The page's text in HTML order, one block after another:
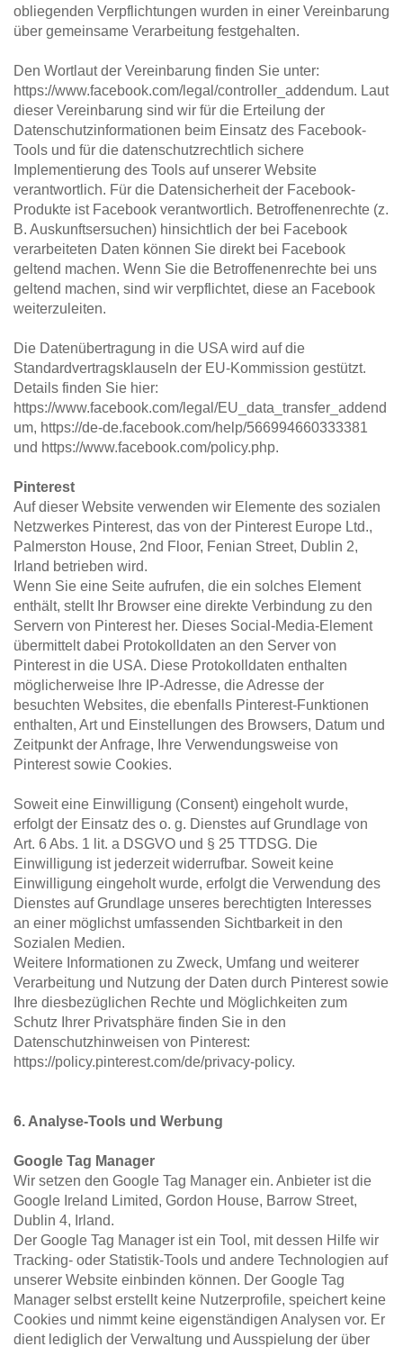
obliegenden Verpflichtungen wurden in einer Vereinbarung
über gemeinsame Verarbeitung festgehalten.
Den Wortlaut der Vereinbarung finden Sie unter:
https://www.facebook.com/legal/controller_addendum. Laut
dieser Vereinbarung sind wir für die Erteilung der
Datenschutzinformationen beim Einsatz des Facebook-
Tools und für die datenschutzrechtlich sichere
Implementierung des Tools auf unserer Website
verantwortlich. Für die Datensicherheit der Facebook-
Produkte ist Facebook verantwortlich. Betroffenenrechte (z.
B. Auskunftsersuchen) hinsichtlich der bei Facebook
verarbeiteten Daten können Sie direkt bei Facebook
geltend machen. Wenn Sie die Betroffenenrechte bei uns
geltend machen, sind wir verpflichtet, diese an Facebook
weiterzuleiten.
Die Datenübertragung in die USA wird auf die
Standardvertragsklauseln der EU-Kommission gestützt.
Details finden Sie hier:
https://www.facebook.com/legal/EU_data_transfer_addend
um, https://de-de.facebook.com/help/566994660333381
und https://www.facebook.com/policy.php.
Pinterest
Auf dieser Website verwenden wir Elemente des sozialen
Netzwerkes Pinterest, das von der Pinterest Europe Ltd.,
Palmerston House, 2nd Floor, Fenian Street, Dublin 2,
Irland betrieben wird.
Wenn Sie eine Seite aufrufen, die ein solches Element
enthält, stellt Ihr Browser eine direkte Verbindung zu den
Servern von Pinterest her. Dieses Social-Media-Element
übermittelt dabei Protokolldaten an den Server von
Pinterest in die USA. Diese Protokolldaten enthalten
möglicherweise Ihre IP-Adresse, die Adresse der
besuchten Websites, die ebenfalls Pinterest-Funktionen
enthalten, Art und Einstellungen des Browsers, Datum und
Zeitpunkt der Anfrage, Ihre Verwendungsweise von
Pinterest sowie Cookies.
Soweit eine Einwilligung (Consent) eingeholt wurde,
erfolgt der Einsatz des o. g. Dienstes auf Grundlage von
Art. 6 Abs. 1 lit. a DSGVO und § 25 TTDSG. Die
Einwilligung ist jederzeit widerrufbar. Soweit keine
Einwilligung eingeholt wurde, erfolgt die Verwendung des
Dienstes auf Grundlage unseres berechtigten Interesses
an einer möglichst umfassenden Sichtbarkeit in den
Sozialen Medien.
Weitere Informationen zu Zweck, Umfang und weiterer
Verarbeitung und Nutzung der Daten durch Pinterest sowie
Ihre diesbezüglichen Rechte und Möglichkeiten zum
Schutz Ihrer Privatsphäre finden Sie in den
Datenschutzhinweisen von Pinterest:
https://policy.pinterest.com/de/privacy-policy.
6. Analyse-Tools und Werbung
Google Tag Manager
Wir setzen den Google Tag Manager ein. Anbieter ist die
Google Ireland Limited, Gordon House, Barrow Street,
Dublin 4, Irland.
Der Google Tag Manager ist ein Tool, mit dessen Hilfe wir
Tracking- oder Statistik-Tools und andere Technologien auf
unserer Website einbinden können. Der Google Tag
Manager selbst erstellt keine Nutzerprofile, speichert keine
Cookies und nimmt keine eigenständigen Analysen vor. Er
dient lediglich der Verwaltung und Ausspielung der über